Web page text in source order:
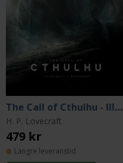
The Call of Cthulhu - Illustrated by Baranger
H. P. Lovecraft
479 kr
Längre leveranstid